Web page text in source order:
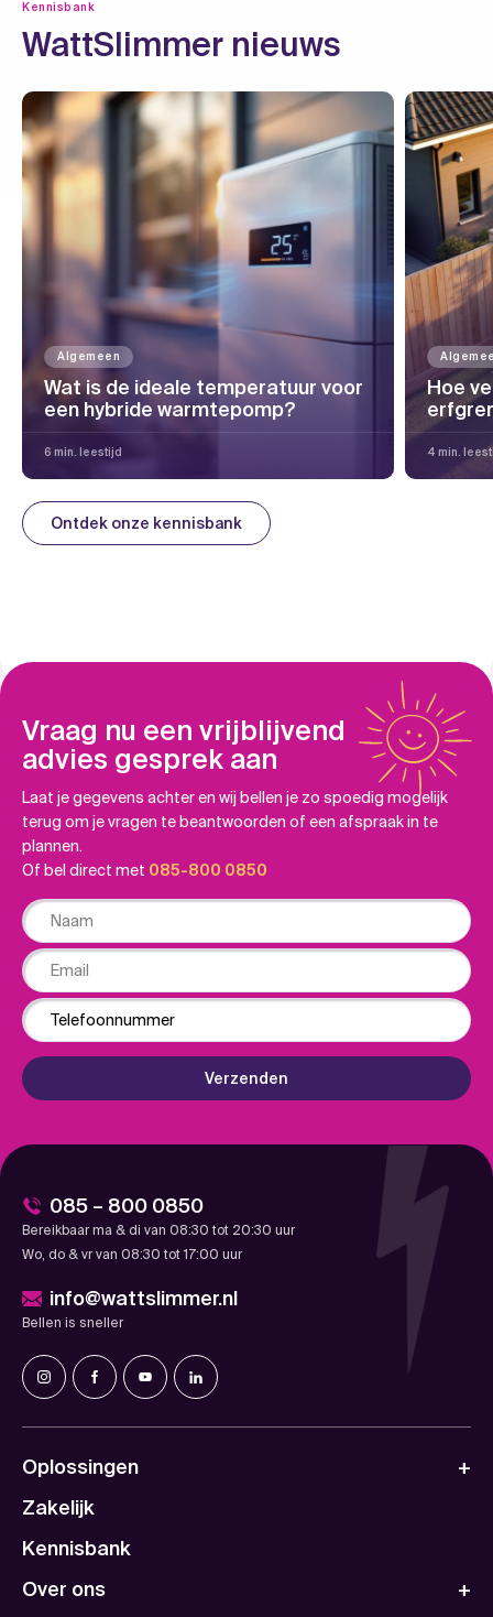
Kennisbank
WattSlimmer nieuws
Algemeen
Wat is de ideale temperatuur voor
een hybride warmtepomp?
6 min. leestijd
Hoe
4 min.
Ontdek onze kennisbank
Vraag nu een vrijblijvend
advies gesprek aan
Laat je gegevens achter en wij bellen je zo spoedig mogelijk
terug om je vragen te beantwoorden of een afspraak in te
plannen.
Of bel direct met 085-800 0850
Naam
Email
Phone
Verzenden
085 – 800 0850
Bereikbaar ma & di van 08:30 tot 20:30 uur
Wo, do & vr van 08:30 tot 17:00 uur
info@wattslimmer.nl
Bellen is sneller
Oplossingen
Zakelijk
Kennisbank
Over ons